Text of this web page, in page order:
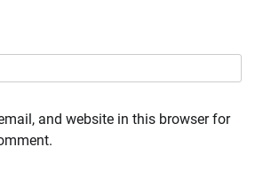
and website in this browser for